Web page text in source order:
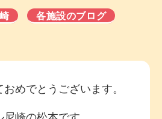
ア各施設のブログ
めでとうございます。